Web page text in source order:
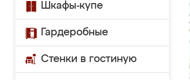
Шкафы-купе
Гардеробные
Стенки в гостиную